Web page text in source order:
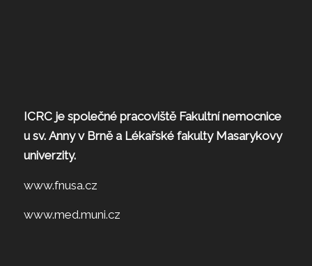
ICRC je společné pracoviště Fakultní nemocnice
u sv. Anny v Brně a Lékařské fakulty Masarykovy
univerzity.
www.fnusa.cz
www.med.muni.cz